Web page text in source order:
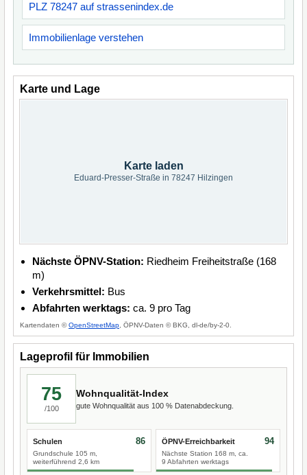
PLZ 78247 auf strassenindex.de
Immobilienlage verstehen
Karte und Lage
Karte laden
Eduard-Presser-Straße in 78247 Hilzingen
Nächste ÖPNV-Station: Riedheim Freiheitstraße (168
m)
Verkehrsmittel: Bus
Abfahrten werktags: ca. 9 pro Tag
Kartendaten ©OpenStreetMap , ÖPNV-Daten © BKG, dl-de/by-2-0.
Lageprofil für Immobilien
75
/100
Wohnqualität-Index
gute Wohnqualität aus 100 % Datenabdeckung.
Schulen
Grundschule 105 m,
weiterführend 2,6 km
86 ÖPNV-Erreichbarkeit
Nächste Station 168 m, ca.
9 Abfahrten werktags
94